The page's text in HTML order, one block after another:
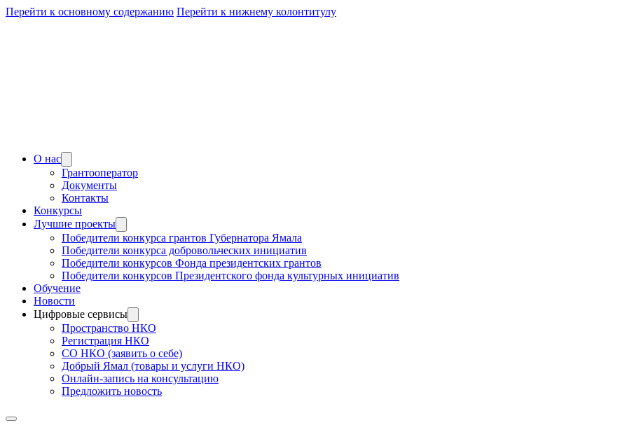
Перейти к основному содержанию Перейти к нижнему колонтитулу
О нас
Грантооператор
Документы
Контакты
Конкурсы
Лучшие проекты
Победители конкурса грантов Губернатора Ямала
Победители конкурса добровольческих инициатив
Победители конкурсов Фонда президентских грантов
Победители конкурсов Президентского фонда культурных инициатив
Обучение
Новости
Цифровые сервисы
Пространство НКО
Регистрация НКО
СО НКО (заявить о себе)
Добрый Ямал (товары и услуги НКО)
Онлайн-запись на консультацию
Предложить новость